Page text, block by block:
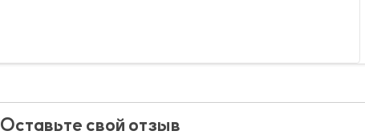
Оставьте свой отзыв